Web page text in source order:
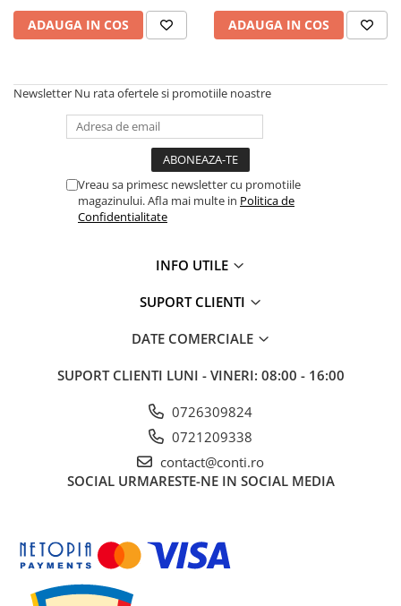
Feliatoare
Masini de framantat aluat
Masini de umplut carnati
Razatoare branzeturi
Accesorii articole de bucatarie
Gradina & Terasa
Mobilier gradina
Aparate de spalat cu presiune
Aspiratoare
Suflante & Aspiratoare frunze
Accesorii echipamente curatenie
Unelte de gradinarit
Unelte taiat
Roabe si carucioare
ADAUGA IN COS ADAUGA IN COS
Newsletter Nu rata ofertele si promotiile noastre
Vreau sa primesc newsletter cu promotiile
magazinului. Afla mai multe in Politica de
Confidentialitate
INFO UTILE
SUPORT CLIENTI
DATE COMERCIALE
SUPORT CLIENTI LUNI - VINERI: 08:00 - 16:00
0726309824
0721209338
contact@conti.ro
SOCIAL URMARESTE-NE IN SOCIAL MEDIA